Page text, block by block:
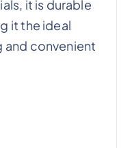
it is durable
it the ideal
and convenient